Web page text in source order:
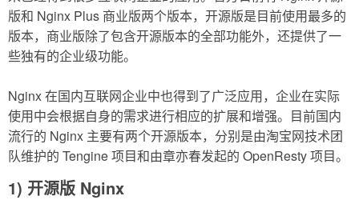
版和 Nginx Plus 商业版两个版本，开源版是目前使用最多的
版本，商业版除了包含开源版本的全部功能外，还提供了一
些独有的企业级功能。
Nginx 在国内互联网企业中也得到了广泛应用，企业在实际
使用中会根据自身的需求进行相应的扩展和增强。目前国内
流行的 Nginx 主要有两个开源版本，分别是由淘宝网技术团
队维护的 Tengine 项目和由章亦春发起的 OpenResty 项目。
1) 开源版 Nginx